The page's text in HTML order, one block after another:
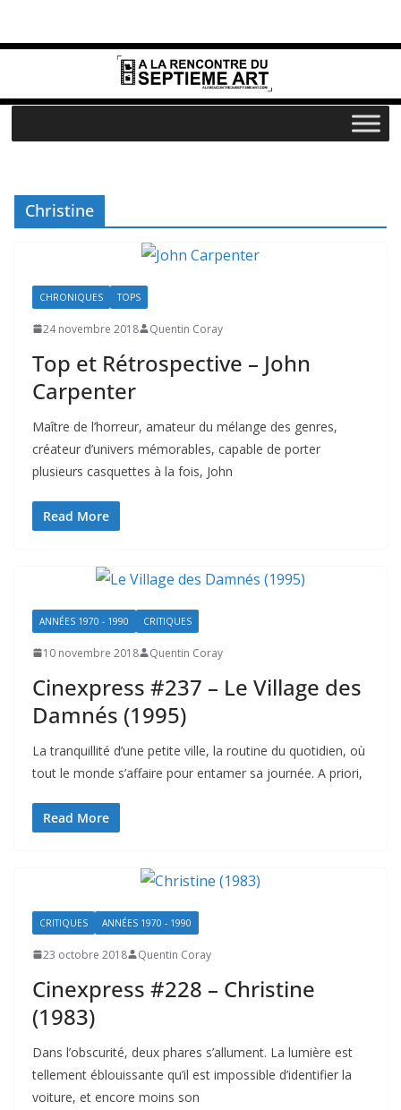
Christine
CHRONIQUES TOPS
24 novembre 2018 Quentin Coray
Top et Rétrospective – John
Carpenter
Maître de l’horreur, amateur du mélange des genres,
créateur d’univers mémorables, capable de porter
plusieurs casquettes à la fois, John
Read More
ANNÉES 1970 - 1990 CRITIQUES
10 novembre 2018 Quentin Coray
Cinexpress #237 – Le Village des
Damnés (1995)
La tranquillité d’une petite ville, la routine du quotidien, où
tout le monde s’affaire pour entamer sa journée. A priori,
Read More
CRITIQUES ANNÉES 1970 - 1990
23 octobre 2018 Quentin Coray
Cinexpress #228 – Christine
(1983)
Dans l’obscurité, deux phares s’allument. La lumière est
tellement éblouissante qu’il est impossible d’identifier la
voiture, et encore moins son